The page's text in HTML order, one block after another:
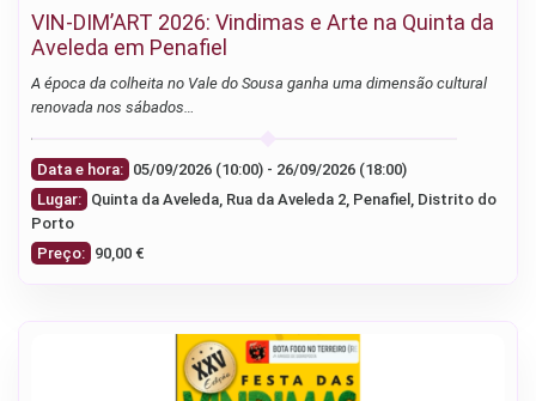
VIN-DIM’ART 2026: Vindimas e Arte na Quinta da
Aveleda em Penafiel
A época da colheita no Vale do Sousa ganha uma dimensão cultural
renovada nos sábados…
Data e hora:
05/09/2026 (10:00) - 26/09/2026 (18:00)
Lugar: Quinta da Aveleda, Rua da Aveleda 2, Penafiel, Distrito do
Porto
Preço: 90,00 €